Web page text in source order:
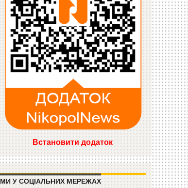
Встановити додаток
МИ У СОЦІАЛЬНИХ МЕРЕЖАХ